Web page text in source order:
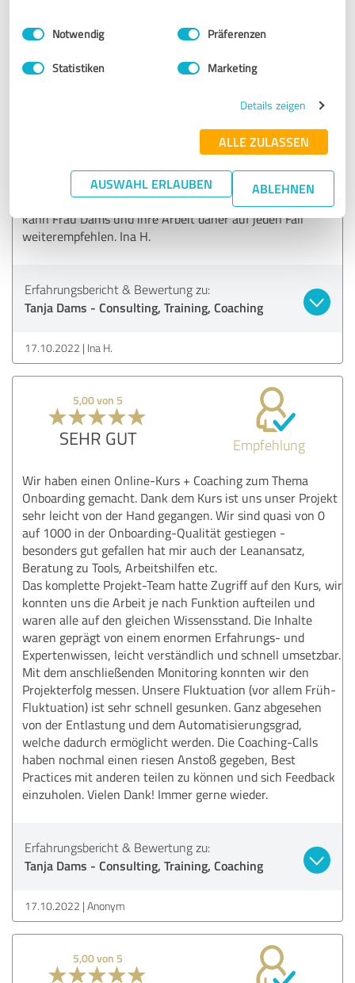
Impressum Datenschutzbestimmungen
Einwilligungsauswahl
Notwendig Präferenzen
Statistiken Marketing
Details zeigen
ALLE ZULASSEN
AUSWAHL ERLAUBEN ABLEHNEN
5,00 von 5
Empfehlung
Das Coaching von Frau Dams war eine sehr wertvolle
Erfahrung für mich. Ich fühlte mich kompetent und
liebevoll begleitet und das Ergebnis und der Nutzen für
mich hat meine Erwartungen sogar noch übertroffen. Ich
kann Frau Dams und ihre Arbeit daher auf jeden Fall
weiterempfehlen. Ina H.
Erfahrungsbericht & Bewertung zu:
Tanja Dams - Consulting, Training, Coaching
17.10.2022 Ina H.
5,00 von 5
SEHR GUT Empfehlung
Wir haben einen Online-Kurs + Coaching zum Thema
Onboarding gemacht. Dank dem Kurs ist uns unser Projekt
sehr leicht von der Hand gegangen. Wir sind quasi von 0
auf 1000 in der Onboarding-Qualität gestiegen -
besonders gut gefallen hat mir auch der Leanansatz,
Beratung zu Tools, Arbeitshilfen etc.
Das komplette Projekt-Team hatte Zugriff auf den Kurs, wir
konnten uns die Arbeit je nach Funktion aufteilen und
waren alle auf den gleichen Wissensstand. Die Inhalte
waren geprägt von einem enormen Erfahrungs- und
Expertenwissen, leicht verständlich und schnell umsetzbar.
Mit dem anschließenden Monitoring konnten wir den
Projekterfolg messen. Unsere Fluktuation (vor allem Früh-
Fluktuation) ist sehr schnell gesunken. Ganz abgesehen
von der Entlastung und dem Automatisierungsgrad,
welche dadurch ermöglicht werden. Die Coaching-Calls
haben nochmal einen riesen Anstoß gegeben, Best
Practices mit anderen teilen zu können und sich Feedback
einzuholen. Vielen Dank! Immer gerne wieder.
Erfahrungsbericht & Bewertung zu:
Tanja Dams - Consulting, Training, Coaching
17.10.2022 Anonym
5,00 von 5